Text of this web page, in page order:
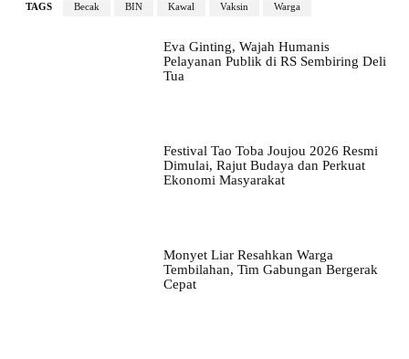
TAGS Becak BIN Kawal Vaksin Warga
Eva Ginting, Wajah Humanis
Pelayanan Publik di RS Sembiring Deli
Tua
Festival Tao Toba Joujou 2026 Resmi
Dimulai, Rajut Budaya dan Perkuat
Ekonomi Masyarakat
Monyet Liar Resahkan Warga
Tembilahan, Tim Gabungan Bergerak
Cepat